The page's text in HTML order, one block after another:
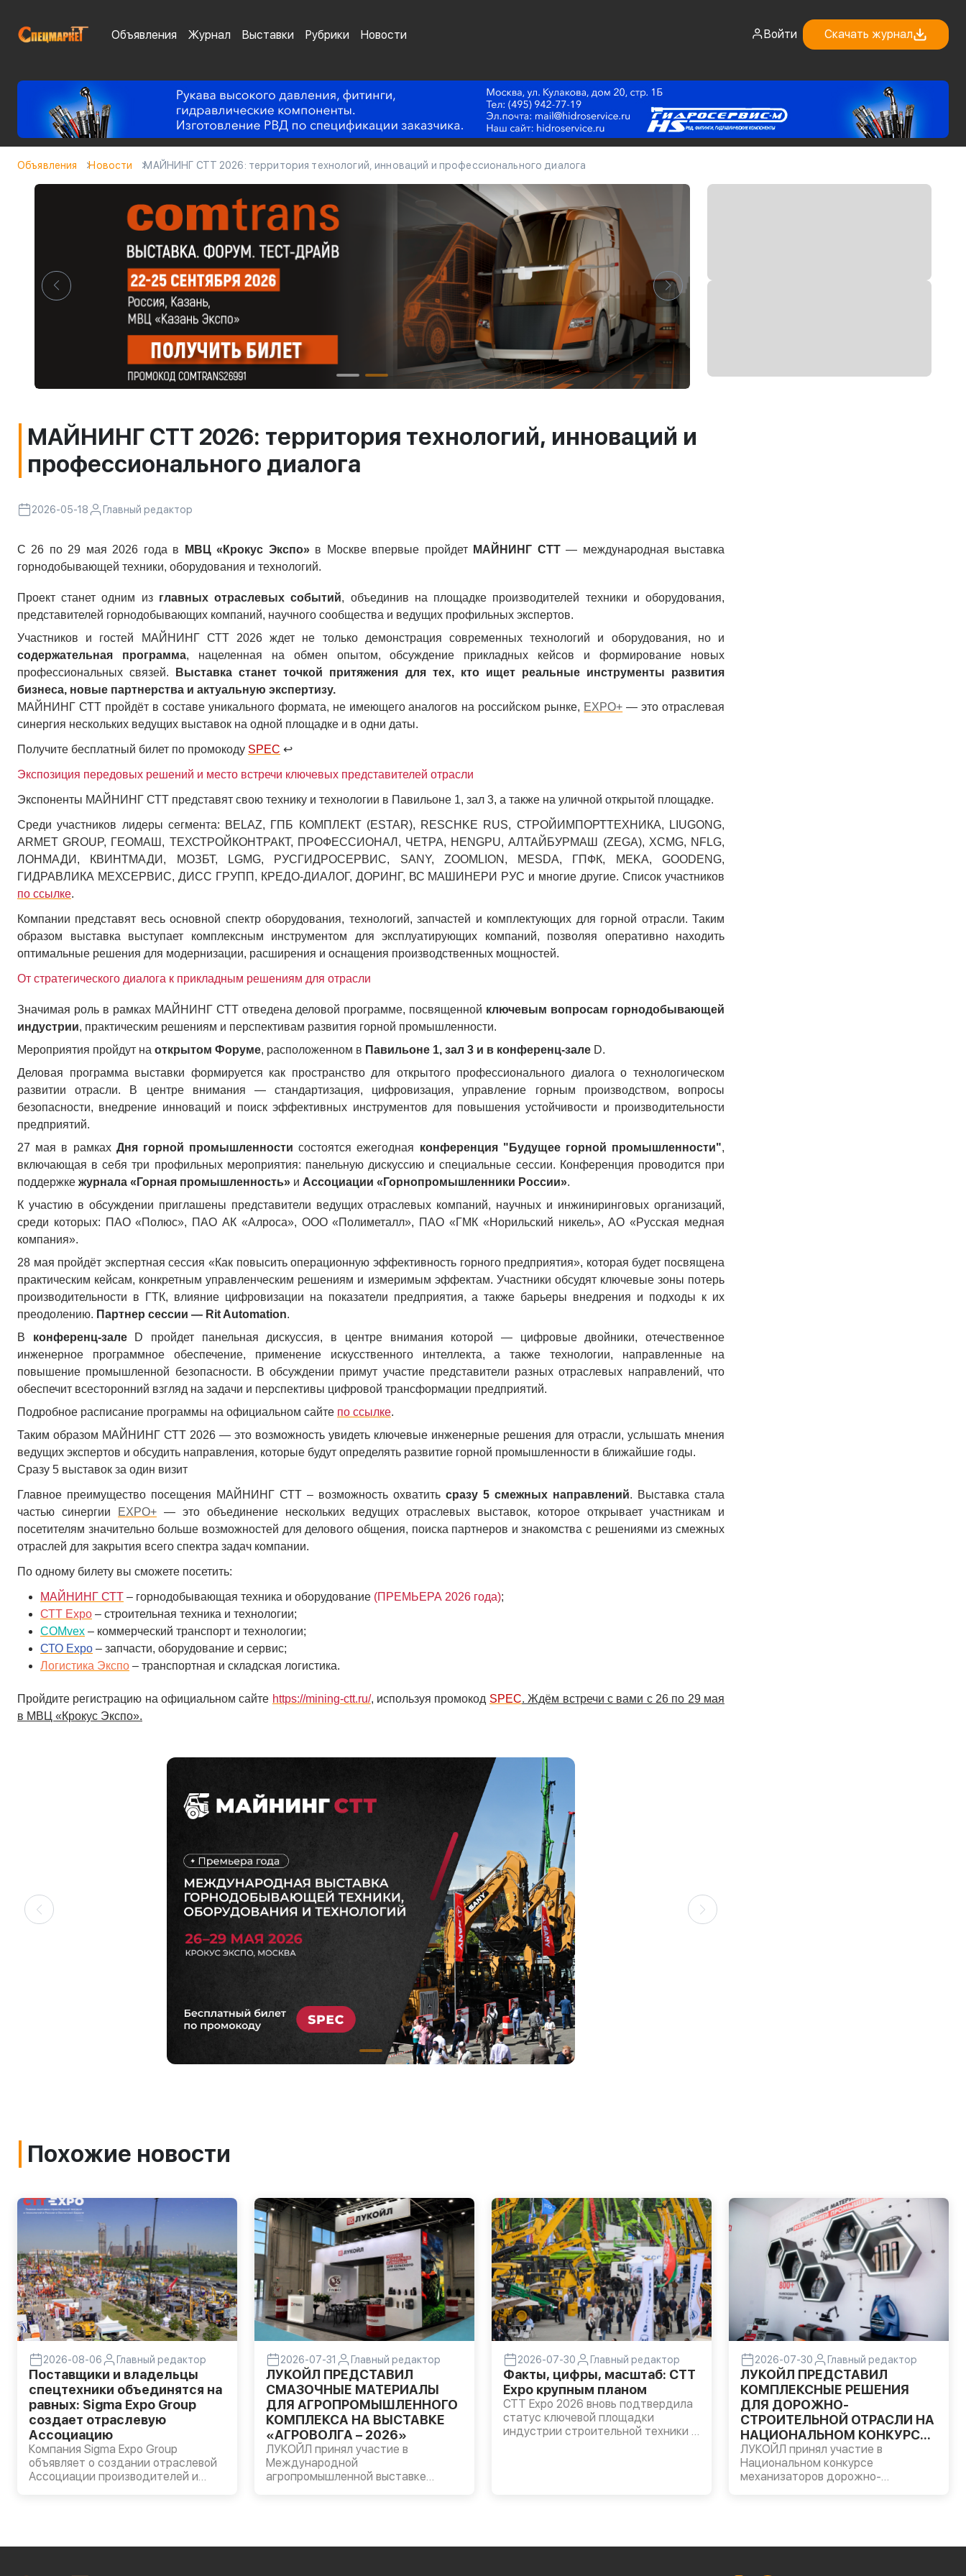
Объявления Журнал Выставки Рубрики Новости Войти Скачать журнал
Объявления Новости МАЙНИНГ СТТ 2026: территория технологий, инноваций и профессионального диалога
МАЙНИНГ СТТ 2026: территория технологий, инноваций и
профессионального диалога
2026-05-18 Главный редактор
С 26 по 29 мая 2026 года в МВЦ «Крокус Экспо»в Москве впервые пройдет МАЙНИНГ СТТ— международная выставка
горнодобывающей техники, оборудования и технологий.
Проект станет одним из главных отраслевых событий, объединив на площадке производителей техники и оборудования,
представителей горнодобывающих компаний, научного сообщества и ведущих профильных экспертов.
Участников и гостей МАЙНИНГ СТТ 2026 ждет не только демонстрация современных технологий и оборудования, но и
содержательная программа, нацеленная на обмен опытом, обсуждение прикладных кейсов и формирование новых
профессиональных связей.
Выставка станет точкой притяжения для тех, кто ищет реальные инструменты развития
бизнеса, новые партнерства и актуальную экспертизу.
МАЙНИНГ СТТ пройдёт в составе уникального формата, не имеющего аналогов на российском рынке, EXPO+ — это отраслевая
синергия нескольких ведущих выставок на одной площадке и в одни даты.
Получите бесплатный билет по промокоду SPEC ↩
Экспозиция передовых решений и место встречи ключевых представителей отрасли
Экспоненты МАЙНИНГ СТТ представят свою технику и технологии в Павильоне 1, зал 3, а также на уличной открытой площадке.
Среди участников лидеры сегмента: BELAZ, ГПБ КОМПЛЕКТ (ESTAR), RESCHKE RUS, СТРОЙИМПОРТТЕХНИКА, LIUGONG,
ARMET GROUP, ГЕОМАШ, ТЕХСТРОЙКОНТРАКТ, ПРОФЕССИОНАЛ, ЧЕТРА, HENGPU, АЛТАЙБУРМАШ (ZEGA), XCMG, NFLG,
ЛОНМАДИ, КВИНТМАДИ, МОЗБТ,
LGMG, РУСГИДРОСЕРВИС, SANY, ZOOMLION, MESDA, ГПФК, MEKA, GOODENG,
ГИДРАВЛИКА МЕХСЕРВИС, ДИСС ГРУПП, КРЕДО-ДИАЛОГ, ДОРИНГ, ВС МАШИНЕРИ РУС и многие другие. Список участников
по ссылке.
Компании представят весь основной спектр оборудования, технологий, запчастей и комплектующих для горной отрасли. Таким
образом выставка выступает комплексным инструментом для эксплуатирующих компаний, позволяя оперативно находить
оптимальные решения для модернизации, расширения и оснащения производственных мощностей.
От стратегического диалога к прикладным решениям для отрасли
Значимая роль в рамках МАЙНИНГ СТТ отведена деловой программе, посвященной ключевым вопросам горнодобывающей
индустрии, практическим решениям и перспективам развития горной промышленности.
Мероприятия пройдут на открытом Форуме, расположенном в Павильоне 1, зал 3 и в конференц-зале D.
Деловая программа выставки формируется как пространство для открытого профессионального диалога о технологическом
развитии отрасли. В центре внимания — стандартизация, цифровизация, управление горным производством, вопросы
безопасности, внедрение инноваций и поиск эффективных инструментов для повышения устойчивости и производительности
предприятий.
27 мая в рамках Дня горной промышленности состоятся ежегодная конференция "Будущее горной промышленности",
включающая в себя три профильных мероприятия: панельную дискуссию и специальные сессии. Конференция проводится при
поддержке журнала «Горная промышленность» и Ассоциации «Горнопромышленники России».
К участию в обсуждении приглашены представители ведущих отраслевых компаний, научных и инжиниринговых организаций,
среди которых: ПАО «Полюс», ПАО АК «Алроса», ООО «Полиметалл», ПАО «ГМК «Норильский никель», АО «Русская медная
компания».
28 мая пройдёт экспертная сессия «Как повысить операционную эффективность горного предприятия», которая будет посвящена
практическим кейсам, конкретным управленческим решениям и измеримым эффектам. Участники обсудят ключевые зоны потерь
производительности в ГТК, влияние цифровизации на показатели предприятия, а также барьеры внедрения и подходы к их
преодолению. Партнер сессии — Rit Automation.
В конференц-зале D пройдет панельная дискуссия, в центре внимания которой — цифровые двойники, отечественное
инженерное программное обеспечение, применение искусственного интеллекта, а также технологии, направленные на
повышение промышленной безопасности. В обсуждении примут участие представители разных отраслевых направлений, что
обеспечит всесторонний взгляд на задачи и перспективы цифровой трансформации предприятий.
Подробное расписание программы на официальном сайте по ссылке.
Таким образом МАЙНИНГ СТТ 2026 — это возможность увидеть ключевые инженерные решения для отрасли, услышать мнения
ведущих экспертов и обсудить направления, которые будут определять развитие горной промышленности в ближайшие годы.
Сразу 5 выставок за один визит
Главное преимущество посещения МАЙНИНГ СТТ – возможность охватить сразу 5 смежных направлений. Выставка стала
частью синергии
EXPO+ — это объединение нескольких ведущих отраслевых выставок, которое открывает участникам и
посетителям значительно больше возможностей для делового общения, поиска партнеров и знакомства с решениями из смежных
отраслей для закрытия всего спектра задач компании.
По одному билету вы сможете посетить:
МАЙНИНГ СТТ – горнодобывающая техника и оборудование (ПРЕМЬЕРА 2026 года);
СТТ Expo – строительная техника и технологии;
COMvex – коммерческий транспорт и технологии;
СТО Expo – запчасти, оборудование и сервис;
Логистика Экспо – транспортная и складская логистика.
Пройдите регистрацию на официальном сайте https://mining-ctt.ru/, используя промокод SPEC. Ждём встречи с вами с 26 по 29 мая
в МВЦ «Крокус Экспо».
Похожие новости
2026-08-06 Главный редактор
Поставщики и владельцы
спецтехники объединятся на
равных: Sigma Expo Group
создает отраслевую
Ассоциацию
Компания Sigma Expo Group
объявляет о создании отраслевой
Ассоциации производителей и
2026-07-31 Главный редактор
ЛУКОЙЛ ПРЕДСТАВИЛ
СМАЗОЧНЫЕ МАТЕРИАЛЫ
ДЛЯ АГРОПРОМЫШЛЕННОГО
КОМПЛЕКСА НА ВЫСТАВКЕ
«АГРОВОЛГА – 2026»
ЛУКОЙЛ принял участие в
Международной
агропромышленной выставке
AVANTGARDE, трансмиссионные
2026-07-30 Главный редактор
Факты, цифры, масштаб: CTT
Expo крупным планом
CTT Expo 2026 вновь подтвердила
статус ключевой площадки
индустрии строительной техники и
2026-07-30 Главный редактор
ЛУКОЙЛ ПРЕДСТАВИЛ
КОМПЛЕКСНЫЕ РЕШЕНИЯ
ДЛЯ ДОРОЖНО-
СТРОИТЕЛЬНОЙ ОТРАСЛИ НА
НАЦИОНАЛЬНОМ КОНКУРСЕ
МЕХАНИЗАТОРОВ
ЛУКОЙЛ принял участие в
Национальном конкурсе
механизаторов дорожно-
области.